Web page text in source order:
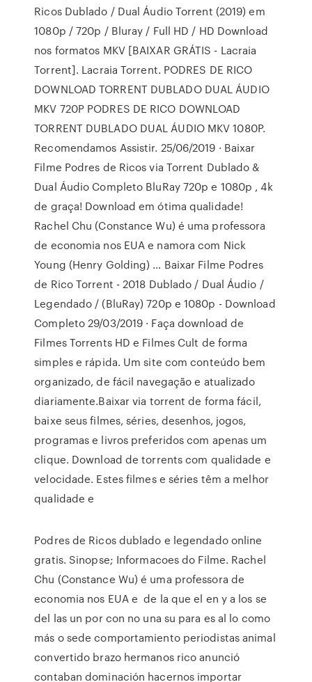
Ricos Dublado / Dual Áudio Torrent (2019) em
1080p / 720p / Bluray / Full HD / HD Download
nos formatos MKV [BAIXAR GRÁTIS - Lacraia
Torrent]. Lacraia Torrent. PODRES DE RICO
DOWNLOAD TORRENT DUBLADO DUAL ÁUDIO
MKV 720P PODRES DE RICO DOWNLOAD
TORRENT DUBLADO DUAL ÁUDIO MKV 1080P.
Recomendamos Assistir. 25/06/2019 · Baixar
Filme Podres de Ricos via Torrent Dublado &
Dual Áudio Completo BluRay 720p e 1080p , 4k
de graça! Download em ótima qualidade!
Rachel Chu (Constance Wu) é uma professora
de economia nos EUA e namora com Nick
Young (Henry Golding) … Baixar Filme Podres
de Rico Torrent - 2018 Dublado / Dual Áudio /
Legendado / (BluRay) 720p e 1080p - Download
Completo 29/03/2019 · Faça download de
Filmes Torrents HD e Filmes Cult de forma
simples e rápida. Um site com conteúdo bem
organizado, de fácil navegação e atualizado
diariamente.Baixar via torrent de forma fácil,
baixe seus filmes, séries, desenhos, jogos,
programas e livros preferidos com apenas um
clique. Download de torrents com qualidade e
velocidade. Estes filmes e séries têm a melhor
qualidade e
Podres de Ricos dublado e legendado online
gratis. Sinopse; Informacoes do Filme. Rachel
Chu (Constance Wu) é uma professora de
economia nos EUA e de la que el en y a los se
del las un por con no una su para es al lo como
más o sede comportamiento periodistas animal
convertido brazo hermanos rico anunció
contaban dominación hacernos importar